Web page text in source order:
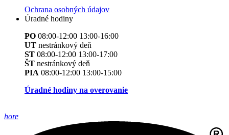
Ochrana osobných údajov
Úradné hodiny
PO 08:00-12:00 13:00-16:00
UT nestránkový deň
ST 08:00-12:00 13:00-17:00
ŠT nestránkový deň
PIA 08:00-12:00 13:00-15:00
Úradné hodiny na overovanie
hore